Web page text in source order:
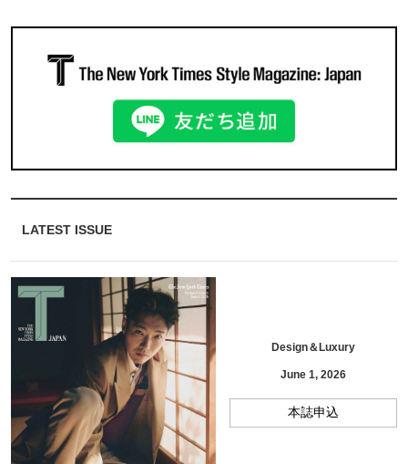
LATEST ISSUE
Design＆Luxury
June 1, 2026
本誌申込